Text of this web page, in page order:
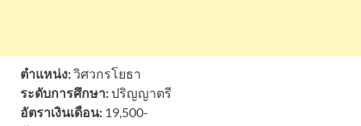
ตำแหน่ง:วิศวกรโยธา
ระดับการศึกษา:ปริญญาตรี
อัตราเงินเดือน: 19,500-